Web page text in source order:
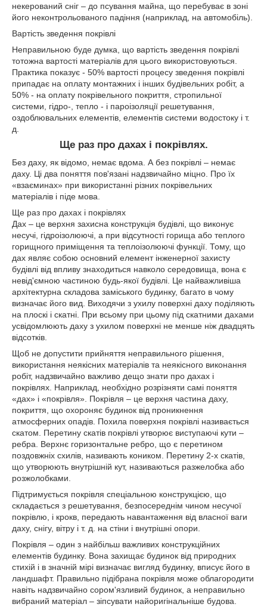
некерований сніг – до псування майна, що перебуває в зоні
його неконтрольованого падіння (наприклад, на автомобіль).
Вартість зведення покрівлі
Неправильною буде думка, що вартість зведення покрівлі
тотожна вартості матеріалів для цього використовуються.
Практика показує - 50% вартості процесу зведення покрівлі
припадає на оплату монтажних і інших будівельних робіт, а
50% - на оплату покрівельного покриття, стропильної
системи, гідро-, тепло - і пароізоляції решетування,
оздоблювальних елементів, елементів системи водостоку і т.
д.
Ще раз про дахах і покрівлях.
Без даху, як відомо, немає вдома. А без покрівлі – немає
даху. Ці два поняття пов'язані надзвичайно міцно. Про їх
«взаєминах» при використанні різних покрівельних
матеріалів і піде мова.
Ще раз про дахах і покрівлях
Дах – це верхня захисна конструкція будівлі, що виконує
несучі, гідроізолюючі, а при відсутності горища або теплого
горищного приміщення та теплоізолюючі функції. Тому, що
дах являє собою основний елемент інженерної захисту
будівлі від впливу знаходиться навколо середовища, вона є
невід'ємною частиною будь-якої будівлі. Це найважливіша
архітектурна складова заміського будинку, багато в чому
визначає його вид. Виходячи з ухилу поверхні даху поділяють
на плоскі і скатні. При всьому при цьому під скатними дахами
усвідомлюють даху з ухилом поверхні не менше ніж двадцять
відсотків.
Щоб не допустити прийняття неправильного рішення,
використання неякісних матеріалів та неякісного виконання
робіт, надзвичайно важливо дещо знати про дахах і
покрівлях. Наприклад, необхідно розрізняти самі поняття
«дах» і «покрівля». Покрівля – це верхня частина даху,
покриття, що охороняє будинок від проникнення
атмосферних опадів. Похила поверхня покрівлі називається
скатом. Перетину скатів покрівлі утворює виступаючі кути –
ребра. Верхнє горизонтальне ребро, що є перетином
поздовжніх схилів, називають коником. Перетину 2-х скатів,
що утворюють внутрішній кут, називаються разжелобка або
розжолобками.
Підтримується покрівля спеціальною конструкцією, що
складається з решетування, безпосереднім чином несучої
покрівлю, і крокв, передають навантаження від власної ваги
даху, снігу, вітру і т. д. на стіни і внутрішні опори.
Покрівля – один з найбільш важливих конструкційних
елементів будинку. Вона захищає будинок від природних
стихій і в значній мірі визначає вигляд будинку, вписує його в
ландшафт. Правильно підібрана покрівля може облагородити
навіть надзвичайно сором'язливий будинок, а неправильно
вибраний матеріал – зіпсувати найоригінальніше будова.